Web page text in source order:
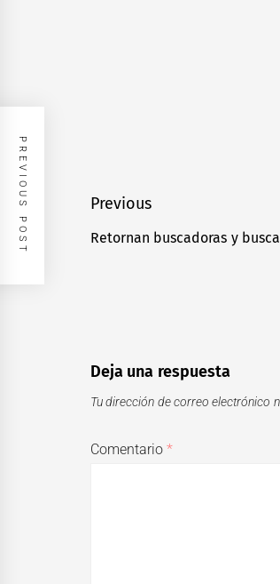
Navegación
de
Previous
Previous
Retornan buscadoras y
PREVIOUS POST
Deja una respuesta
Tu dirección de correo electrónico
Comentario*